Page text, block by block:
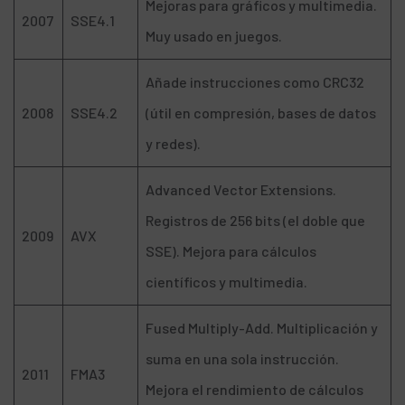
2007 SSE4.1
Mejoras para gráficos y multimedia.
Muy usado en juegos.
2008 SSE4.2
Añade instrucciones como CRC32
(útil en compresión, bases de datos
y redes).
2009 AVX
Advanced Vector Extensions.
Registros de 256 bits (el doble que
SSE). Mejora para cálculos
científicos y multimedia.
2011 FMA3
Fused Multiply-Add. Multiplicación y
suma en una sola instrucción.
Mejora el rendimiento de cálculos